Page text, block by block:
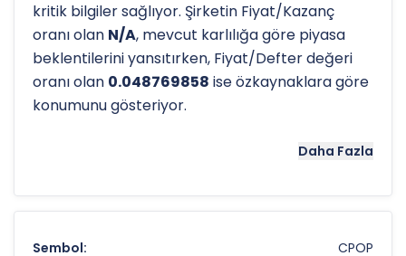
kritik bilgiler sağlıyor. Şirketin Fiyat/Kazanç
oranı olan N/A, mevcut karlılığa göre piyasa
beklentilerini yansıtırken, Fiyat/Defter değeri
oranı olan 0.048769858 ise özkaynaklara göre
konumunu gösteriyor.
Hissenin uzun vadeli trendini ve potansiyel
analizgöstergeleri önemli araçlardır. Hissenin
52 haftalık yüksek seviyesi olan$26.10ve düşük
seviyesi olan
Daha Fazla
Sembol: CPOP